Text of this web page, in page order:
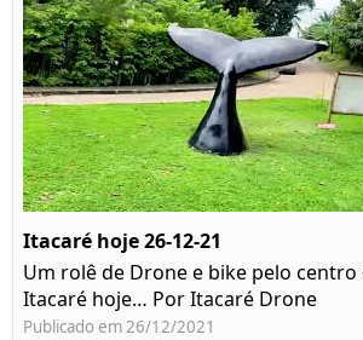
Itacaré hoje 26-12-21
Um rolê de Drone e bike pelo centro
Itacaré hoje… Por Itacaré Drone
Publicado em 26/12/2021